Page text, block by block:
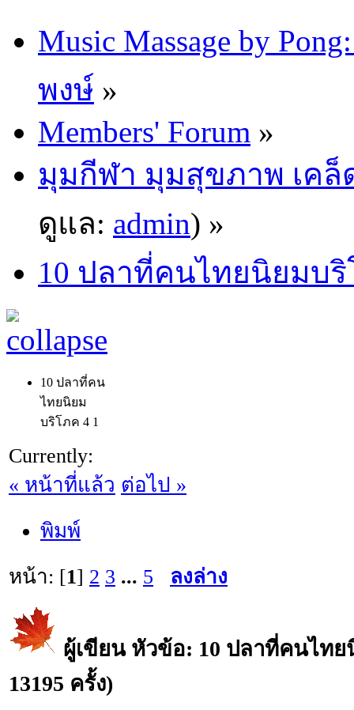
Music Massage by
พงษ์ »
Members' Forum »
มุมกีฬา มุมสุขภาพ เคล็
ดูแล: admin) »
10 ปลาที่คนไทยนิยมบ
10 ปลาที่คน
ไทยนิยม
บริโภค 4 1
Currently:
« หน้าที่แล้ว ต่อไป »
พิมพ์
หน้า: [1] 2 3 ... 5 ลงล่าง
ผู้เขียนหัวข้อ: 10 ปลาที่คนไท
13195 ครั้ง)